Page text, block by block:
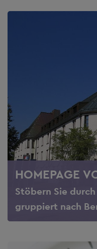
HOMEPAGE
Stöbern Sie
gruppiert nach